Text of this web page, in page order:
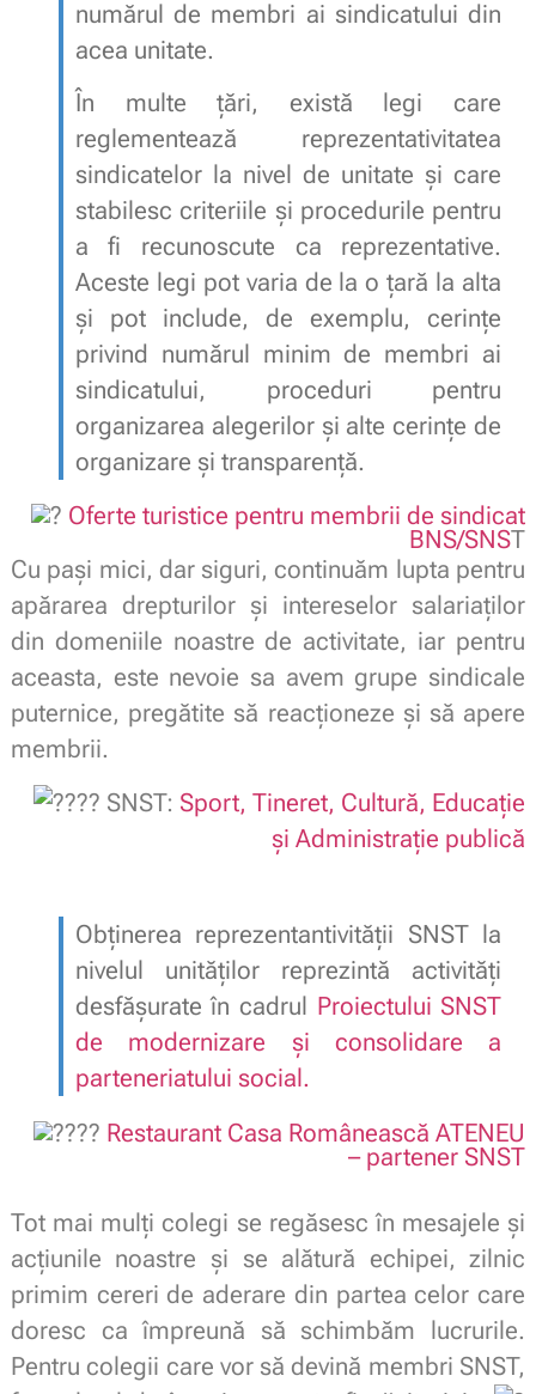
numărul de membri ai sindicatului din
acea unitate.
În multe țări, există legi care
reglementează reprezentativitatea
sindicatelor la nivel de unitate și care
stabilesc criteriile și procedurile pentru
a fi recunoscute ca reprezentative.
Aceste legi pot varia de la o țară la alta
și pot include, de exemplu, cerințe
privind numărul minim de membri ai
sindicatului, proceduri pentru
organizarea alegerilor și alte cerințe de
organizare și transparență.
Oferte turistice pentru membrii de sindicat
BNS/SNST
Cu pași mici, dar siguri, continuăm lupta pentru
apărarea drepturilor și intereselor salariaților
din domeniile noastre de activitate, iar pentru
aceasta, este nevoie sa avem grupe sindicale
puternice, pregătite să reacționeze și să apere
membrii.
SNST: Sport, Tineret, Cultură, Educație
și Administrație publică
Obținerea reprezentantivității SNST la
nivelul unităților reprezintă activități
desfășurate în cadrul
Proiectului SNST
de modernizare și consolidare a
parteneriatului social.
Restaurant Casa Românească ATENEU
– partener SNST
Tot mai mulți colegi se regăsesc în mesajele şi
acţiunile noastre şi se alătură echipei, zilnic
primim cereri de aderare din partea celor care
doresc ca împreună să schimbăm lucrurile.
Pentru colegii care vor să devină membri SNST,